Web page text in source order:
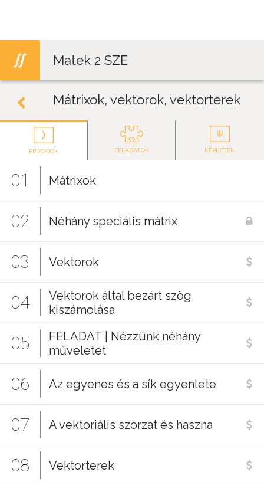
Matek 2 SZE
Mátrixok, vektorok, vektorterek
EPIZÓDOK FELADATOK KÉPLETEK
01 Mátrixok
02 Néhány speciális mátrix
03 Vektorok
04
Vektorok által bezárt szög
kiszámolása
05
FELADAT | Nézzünk néhány
műveletet
06 Az egyenes és a sík egyenlete
07 A vektoriális szorzat és haszna
08 Vektorterek